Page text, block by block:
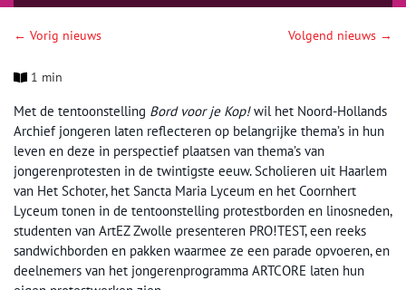
← Vorig nieuws Volgend nieuws →
1 min
Met de tentoonstelling Bord voor je Kop!wil het Noord-Hollands
Archief jongeren laten reflecteren op belangrijke thema’s in hun
leven en deze in perspectief plaatsen van thema’s van
jongerenprotesten in de twintigste eeuw. Scholieren uit Haarlem
van Het Schoter, het Sancta Maria Lyceum en het Coornhert
Lyceum tonen in de tentoonstelling protestborden en linosneden,
studenten van ArtEZ Zwolle presenteren PRO!TEST, een reeks
sandwichborden en pakken waarmee ze een parade opvoeren, en
deelnemers van het jongerenprogramma ARTCORE laten hun